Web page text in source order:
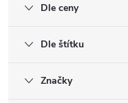
Dle ceny
Dle štítku
Značky